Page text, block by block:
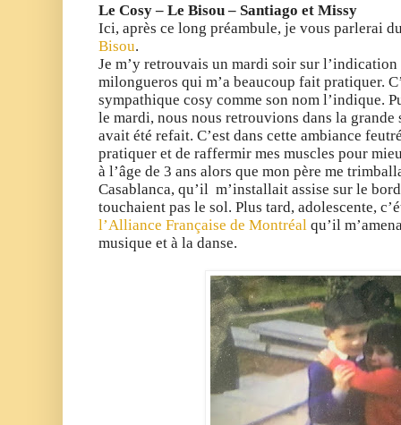
Le Cosy – Le Bisou – Santiago et Missy
Ici, après ce long préambule, je vous parlerai
Bisou.
Je m’y retrouvais un mardi soir sur l’indication
milongueros qui m’a beaucoup fait pratiquer.
sympathique cosy comme son nom l’indique.
le mardi, nous nous retrouvions dans la
avait été refait. C’est dans cette ambiance
pratiquer et de raffermir mes muscles pour
à l’âge de 3 ans alors que mon père me
Casablanca, qu’il m’installait assise sur le
touchaient pas le sol. Plus tard, adolescente,
l’Alliance Française de Montréal qu’il
musique et à la danse.